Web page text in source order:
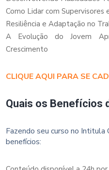
Como Lidar com Supervisores
Resiliência e Adaptação no
A Evolução do Jovem
Crescimento
CLIQUE AQUI PARA SE
Quais os Benefícios
Fazendo seu curso no
benefícios: